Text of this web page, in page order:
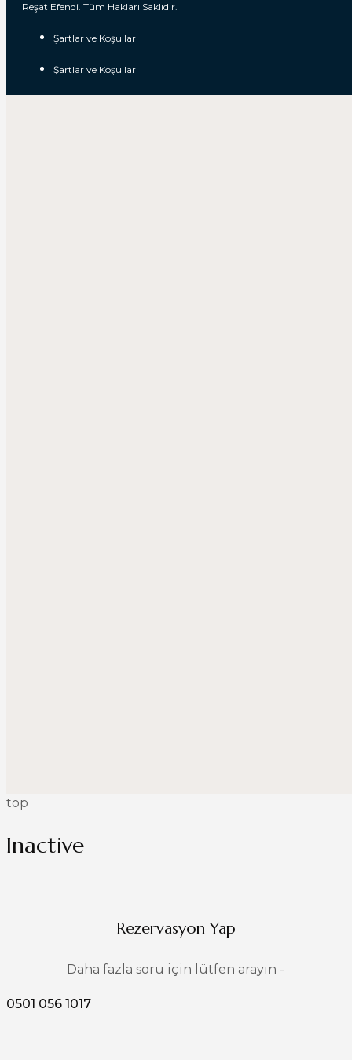
Reşat Efendi. Tüm Hakları Saklıdır.
Şartlar ve Koşullar
Şartlar ve Koşullar
top
Inactive
Rezervasyon Yap
Daha fazla soru için lütfen arayın -
0501 056 1017